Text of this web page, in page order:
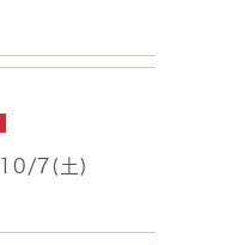
10/7(土)